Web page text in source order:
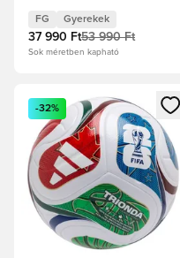
Sky/Ray Blue/Napsárga
Gyerek
FG Gyerekek
37 990 Ft53 990 Ft
Sok méretben kapható
Megnyit egy modált a
-32%